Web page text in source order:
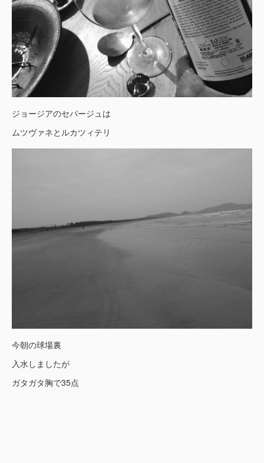
ジョージアのセパージュは
ムツヴァネとルカツィテリ
今朝の球場裏
入水しましたが
ガタガタ胸で35点